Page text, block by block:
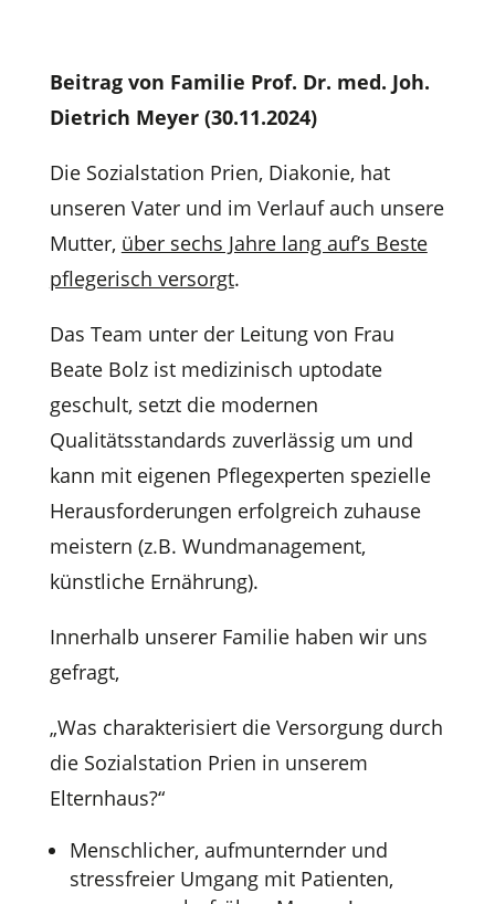
Beitrag von Familie Prof. Dr. med. Joh.
Dietrich Meyer (30.11.2024)
Die Sozialstation Prien, Diakonie, hat
unseren Vater und im Verlauf auch unsere
Mutter, über sechs Jahre lang auf’s Beste
pflegerisch versorgt.
Das Team unter der Leitung von Frau
Beate Bolz ist medizinisch uptodate
geschult, setzt die modernen
Qualitätsstandards zuverlässig um und
kann mit eigenen Pflegexperten spezielle
Herausforderungen erfolgreich zuhause
meistern (z.B. Wundmanagement,
künstliche Ernährung).
Innerhalb unserer Familie haben wir uns
gefragt,
„Was charakterisiert die Versorgung durch
die Sozialstation Prien in unserem
Elternhaus?“
Menschlicher, aufmunternder und
stressfreier Umgang mit Patienten,